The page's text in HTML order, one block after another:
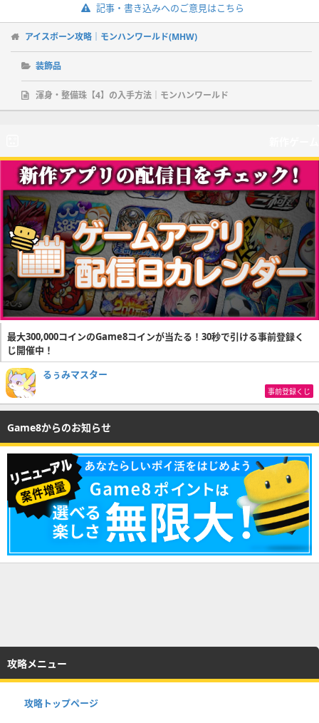
記事・書き込みへのご意見はこちら
アイスボーン攻略｜モンハンワールド(MHW)
装飾品
渾身・整備珠【4】の入手方法｜モンハンワールド
最大300,000コインのGame8コインが当たる！30秒で引ける事前登録く
じ開催中！
るぅみマスター
事前登録くじ
Game8からのお知らせ
攻略メニュー
攻略トップページ